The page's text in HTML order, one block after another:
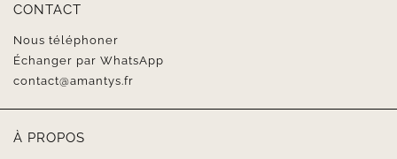
CONTACT
Nous téléphoner
Échanger par WhatsApp
contact@amantys.fr
À PROPOS